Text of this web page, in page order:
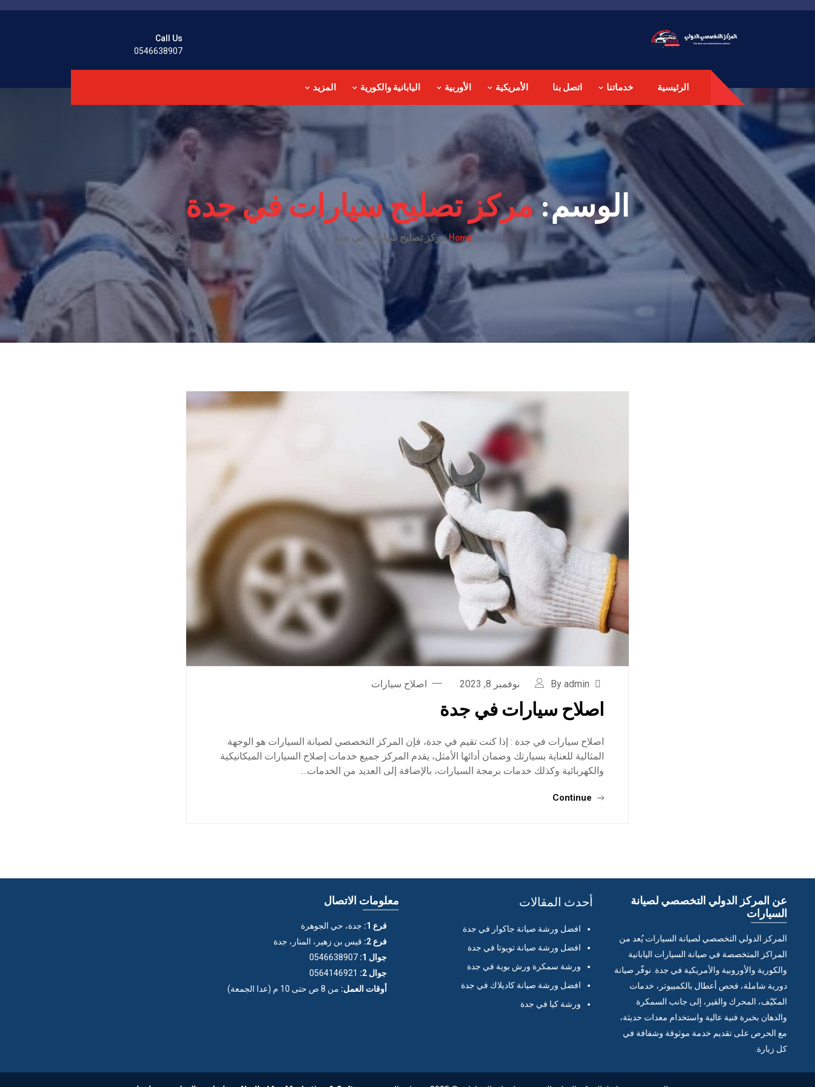
Call Us
0546638907
الرئيسية خدماتنا اتصل بنا الأمريكية الأوربية اليابانية والكورية المزيد
الوسم:مركز تصليح سيارات في جدة
Homeمركز تصليح سيارات في جدة
By admin نوفمبر 8, 2023 اصلاح سيارات
اصلاح سيارات في جدة
اصلاح سيارات في جدة : إذا كنت تقيم في جدة، فإن المركز التخصصي لصيانة السيارات هو الوجهة
المثالية للعناية بسيارتك وضمان أدائها الأمثل، يقدم المركز جميع خدمات إصلاح السيارات الميكانيكية
والكهربائية وكذلك خدمات برمجة السيارات، بالإضافة إلى العديد من الخدمات…
Continue
عن المركز الدولي التخصصي لصيانة
السيارات
المركز الدولي التخصصي لصيانة السيارات يُعد من
المراكز المتخصصة في صيانة السيارات اليابانية
والكورية والأوروبية والأمريكية في جدة. نوفّر صيانة
دورية شاملة، فحص أعطال بالكمبيوتر، خدمات
المكيّف، المحرك والقير، إلى جانب السمكرة
والدهان بخبرة فنية عالية واستخدام معدات حديثة،
مع الحرص على تقديم خدمة موثوقة وشفافة في
كل زيارة.
أحدث المقالات
افضل ورشة صيانة جاكوار في جدة
افضل ورشة صيانة تويوتا في جدة
ورشة سمكرة ورش بوية في جدة
افضل ورشة صيانة كاديلاك في جدة
ورشة كيا في جدة
معلومات الاتصال
فرع 1:
جدة، حي الجوهرة
فرع 2:
قيس بن زهير، المنار، جدة
جوال 1:
0546638907
جوال 2:
0564146921
أوقات العمل: من 8 ص حتى 10 م (عدا الجمعة)